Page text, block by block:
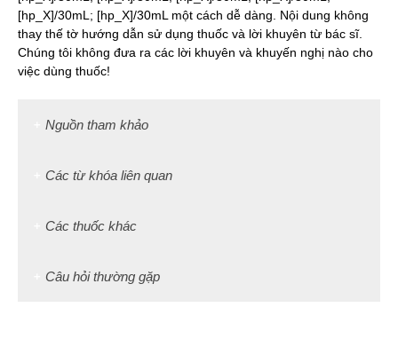
[hp_X]/30mL; [hp_X]/30mL một cách dễ dàng. Nội dung không
thay thế tờ hướng dẫn sử dụng thuốc và lời khuyên từ bác sĩ.
Chúng tôi không đưa ra các lời khuyên và khuyến nghị nào cho
việc dùng thuốc!
Nguồn tham khảo
Các từ khóa liên quan
Các thuốc khác
Câu hỏi thường gặp